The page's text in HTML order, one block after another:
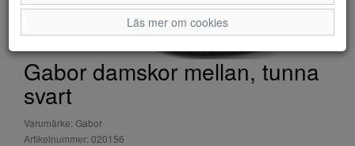
Gabor damskor mellan, tunna
svart
Varumärke: Gabor
Artikelnummer: 020156
Läs mer om cookies